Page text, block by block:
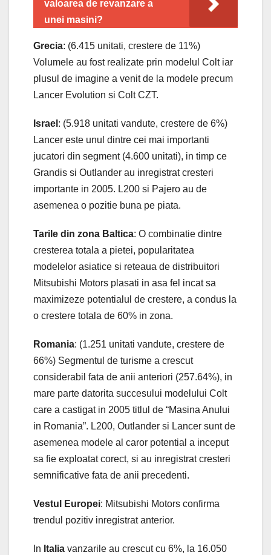
valoarea de revanzare a
unei masini?
Grecia: (6.415 unitati, crestere de 11%)
Volumele au fost realizate prin modelul Colt iar
plusul de imagine a venit de la modele precum
Lancer Evolution si Colt CZT.
Israel : (5.918 unitati vandute, crestere de 6%)
Lancer este unul dintre cei mai importanti
jucatori din segment (4.600 unitati), in timp ce
Grandis si Outlander au inregistrat cresteri
importante in 2005. L200 si Pajero au de
asemenea o pozitie buna pe piata.
Tarile din zona Baltica: O combinatie dintre
cresterea totala a pietei, popularitatea
modelelor asiatice si reteaua de distribuitori
Mitsubishi Motors plasati in asa fel incat sa
maximizeze potentialul de crestere, a condus la
o crestere totala de 60% in zona.
Romania: (1.251 unitati vandute, crestere de
66%) Segmentul de turisme a crescut
considerabil fata de anii anteriori (257.64%), in
mare parte datorita succesului modelului Colt
care a castigat in 2005 titlul de “Masina Anului
in Romania”. L200, Outlander si Lancer sunt de
asemenea modele al caror potential a inceput
sa fie exploatat corect, si au inregistrat cresteri
semnificative fata de anii precedenti.
Vestul Europei: Mitsubishi Motors confirma
trendul pozitiv inregistrat anterior.
In Italia vanzarile au crescut cu 6%, la 16.050